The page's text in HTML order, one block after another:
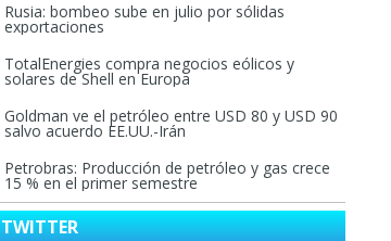
Rusia: bombeo sube en julio por sólidas
exportaciones
TotalEnergies compra negocios eólicos y
solares de Shell en Europa
Goldman ve el petróleo entre USD 80 y USD 90
salvo acuerdo EE.UU.-Irán
Petrobras: Producción de petróleo y gas crece
15 % en el primer semestre
TWITTER